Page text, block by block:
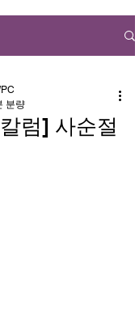
럼] 사순절
분량